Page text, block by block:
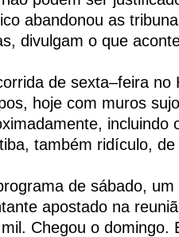
abandonou as
divulgam o que
de sexta–feira
hoje com muros
incluindo
também ridículo,
de sábado,
apostado na
Chegou o domingo.